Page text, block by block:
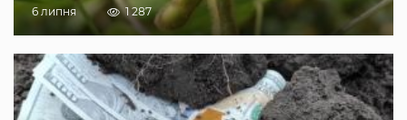
6 липня 1 287